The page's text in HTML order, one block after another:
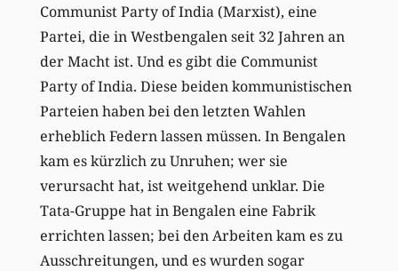
Communist Party of India (Marxist), eine
Partei, die in Westbengalen seit 32 Jahren an
der Macht ist. Und es gibt die Communist
Party of India. Diese beiden kommunistischen
Parteien haben bei den letzten Wahlen
erheblich Federn lassen müssen. In Bengalen
kam es kürzlich zu Unruhen; wer sie
verursacht hat, ist weitgehend unklar. Die
Tata-Gruppe hat in Bengalen eine Fabrik
errichten lassen; bei den Arbeiten kam es zu
Ausschreitungen, und es wurden sogar